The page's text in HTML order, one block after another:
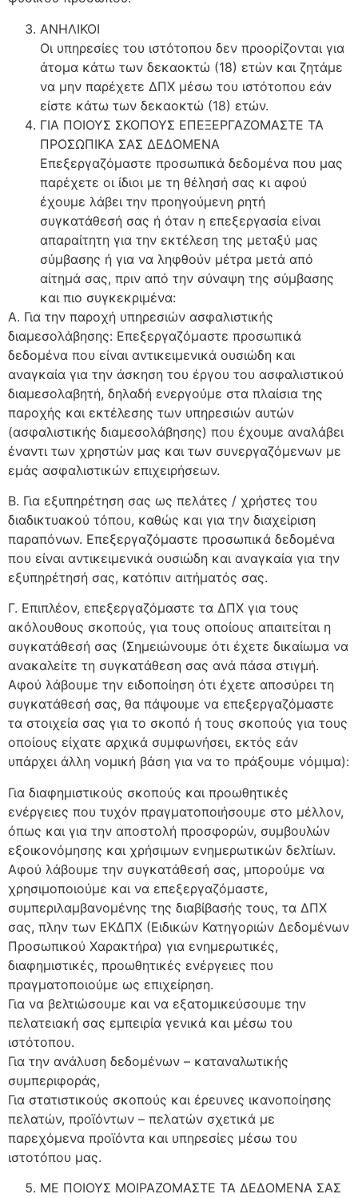
ΑΝΗΛΙΚΟΙ
Οι υπηρεσίες του ιστότοπου δεν προορίζονται για
άτομα κάτω των δεκαοκτώ (18) ετών και ζητάμε
να μην παρέχετε ΔΠΧ μέσω του ιστότοπου εάν
είστε κάτω των δεκαοκτώ (18) ετών.
ΓΙΑ ΠΟΙΟΥΣ ΣΚΟΠΟΥΣ ΕΠΕΞΕΡΓΑΖΟΜΑΣΤΕ ΤΑ
ΠΡΟΣΩΠΙΚΑ ΣΑΣ ΔΕΔΟΜΕΝΑ
Επεξεργαζόμαστε προσωπικά δεδομένα που μας
παρέχετε οι ίδιοι με τη θέλησή σας κι αφού
έχουμε λάβει την προηγούμενη ρητή
συγκατάθεσή σας ή όταν η επεξεργασία είναι
απαραίτητη για την εκτέλεση της μεταξύ μας
σύμβασης ή για να ληφθούν μέτρα μετά από
αίτημά σας, πριν από την σύναψη της σύμβασης
και πιο συγκεκριμένα:
Α. Για την παροχή υπηρεσιών ασφαλιστικής
διαμεσολάβησης: Επεξεργαζόμαστε προσωπικά
δεδομένα που είναι αντικειμενικά ουσιώδη και
αναγκαία για την άσκηση του έργου του ασφαλιστικού
διαμεσολαβητή, δηλαδή ενεργούμε στα πλαίσια της
παροχής και εκτέλεσης των υπηρεσιών αυτών
(ασφαλιστικής διαμεσολάβησης) που έχουμε αναλάβει
έναντι των χρηστών μας και των συνεργαζόμενων με
εμάς ασφαλιστικών επιχειρήσεων.
Β. Για εξυπηρέτηση σας ως πελάτες / χρήστες του
διαδικτυακού τόπου, καθώς και για την διαχείριση
παραπόνων. Επεξεργαζόμαστε προσωπικά δεδομένα
που είναι αντικειμενικά ουσιώδη και αναγκαία για την
εξυπηρέτησή σας, κατόπιν αιτήματός σας.
Γ. Επιπλέον, επεξεργαζόμαστε τα ΔΠΧ για τους
ακόλουθους σκοπούς, για τους οποίους απαιτείται η
συγκατάθεσή σας (Σημειώνουμε ότι έχετε δικαίωμα να
ανακαλείτε τη συγκατάθεση σας ανά πάσα στιγμή.
Αφού λάβουμε την ειδοποίηση ότι έχετε αποσύρει τη
συγκατάθεσή σας, θα πάψουμε να επεξεργαζόμαστε
τα στοιχεία σας για το σκοπό ή τους σκοπούς για τους
οποίους είχατε αρχικά συμφωνήσει, εκτός εάν
υπάρχει άλλη νομική βάση για να το πράξουμε νόμιμα):
Για διαφημιστικούς σκοπούς και προωθητικές
ενέργειες που τυχόν πραγματοποιήσουμε στο μέλλον,
όπως και για την αποστολή προσφορών, συμβουλών
εξοικονόμησης και χρήσιμων ενημερωτικών δελτίων.
Αφού λάβουμε την συγκατάθεσή σας, μπορούμε να
χρησιμοποιούμε και να επεξεργαζόμαστε,
συμπεριλαμβανομένης της διαβίβασής τους, τα ΔΠΧ
σας, πλην των ΕΚΔΠΧ (Ειδικών Κατηγοριών Δεδομένων
Προσωπικού Χαρακτήρα) για ενημερωτικές,
διαφημιστικές, προωθητικές ενέργειες που
πραγματοποιούμε ως επιχείρηση.
Για να βελτιώσουμε και να εξατομικεύσουμε την
πελατειακή σας εμπειρία γενικά και μέσω του
ιστότοπου.
Για την ανάλυση δεδομένων – καταναλωτικής
συμπεριφοράς,
Για στατιστικούς σκοπούς και έρευνες ικανοποίησης
πελατών, προϊόντων – πελατών σχετικά με
παρεχόμενα προϊόντα και υπηρεσίες μέσω του
ιστοτόπου μας.
ΜΕ ΠΟΙΟΥΣ ΜΟΙΡΑΖΟΜΑΣΤΕ ΤΑ ΔΕΔΟΜΕΝΑ ΣΑΣ